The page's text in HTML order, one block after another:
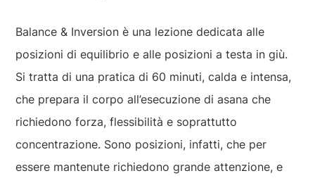
Balance & Inversion è una lezione dedicata alle
posizioni di equilibrio e alle posizioni a testa in giù.
Si tratta di una pratica di 60 minuti, calda e intensa,
che prepara il corpo all’esecuzione di asana che
richiedono forza, flessibilità e soprattutto
concentrazione. Sono posizioni, infatti, che per
essere mantenute richiedono grande attenzione, e